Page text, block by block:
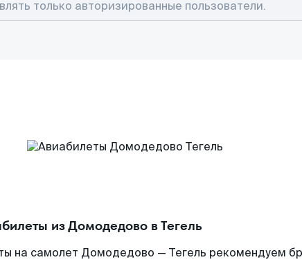
из Домодедово в Тегель
на самолет Домодедово — Тегель рекомендуем